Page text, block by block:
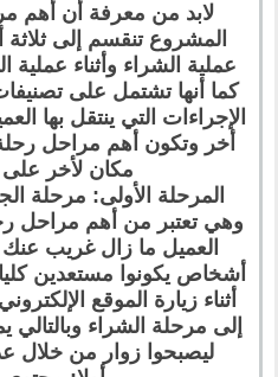
لابد من معرفة أن أهم
المشروع تنقسم إلى
عملية الشراء وأثناء عملية
كما أنها تشتمل على
الإجراءات التي ينتقل بها
أخر وتكون أهم مراحل
مكان لأخر على
المرحلة الأولى: مرحلة
وهي تعتبر من أهم مراحل
العميل ما زال غريب
أشخاص يكونوا مستعدين
أثناء زيارة الموقع
إلى مرحلة الشراء
ليصبحوا زوار من خلال